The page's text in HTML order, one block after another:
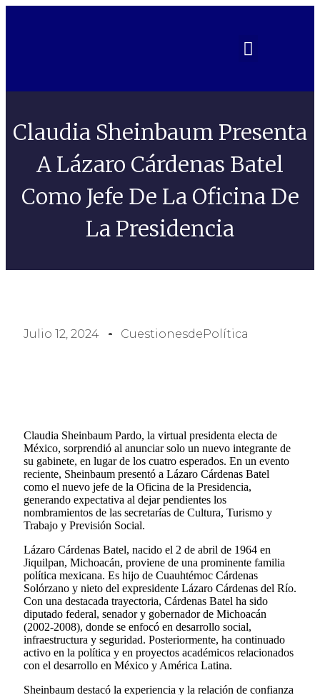
Claudia Sheinbaum Presenta
A Lázaro Cárdenas Batel
Como Jefe De La Oficina De
La Presidencia
Julio 12, 2024 CuestionesdePolítica
Claudia Sheinbaum Pardo, la virtual presidenta electa de
México, sorprendió al anunciar solo un nuevo integrante de
su gabinete, en lugar de los cuatro esperados. En un evento
reciente, Sheinbaum presentó a Lázaro Cárdenas Batel
como el nuevo jefe de la Oficina de la Presidencia,
generando expectativa al dejar pendientes los
nombramientos de las secretarías de Cultura, Turismo y
Trabajo y Previsión Social.
Lázaro Cárdenas Batel, nacido el 2 de abril de 1964 en
Jiquilpan, Michoacán, proviene de una prominente familia
política mexicana. Es hijo de Cuauhtémoc Cárdenas
Solórzano y nieto del expresidente Lázaro Cárdenas del Río.
Con una destacada trayectoria, Cárdenas Batel ha sido
diputado federal, senador y gobernador de Michoacán
(2002-2008), donde se enfocó en desarrollo social,
infraestructura y seguridad. Posteriormente, ha continuado
activo en la política y en proyectos académicos relacionados
con el desarrollo en México y América Latina.
Sheinbaum destacó la experiencia y la relación de confianza